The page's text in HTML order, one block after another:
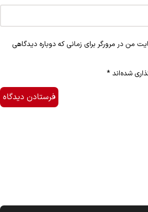
شده‌اند*
من در مرورگر برای زمانی که دوباره دیدگاهی